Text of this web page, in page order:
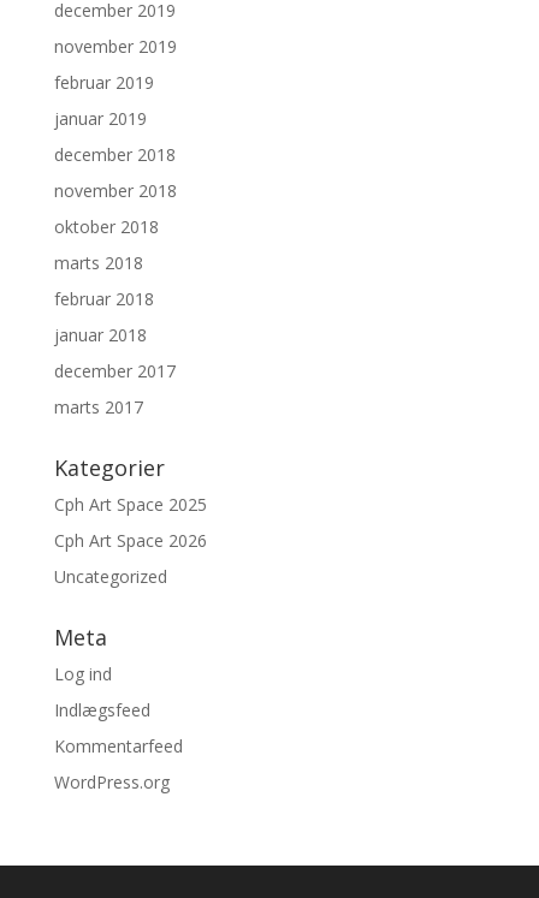
december 2019
november 2019
februar 2019
januar 2019
december 2018
november 2018
oktober 2018
marts 2018
februar 2018
januar 2018
december 2017
marts 2017
Kategorier
Cph Art Space 2025
Cph Art Space 2026
Uncategorized
Meta
Log ind
Indlægsfeed
Kommentarfeed
WordPress.org